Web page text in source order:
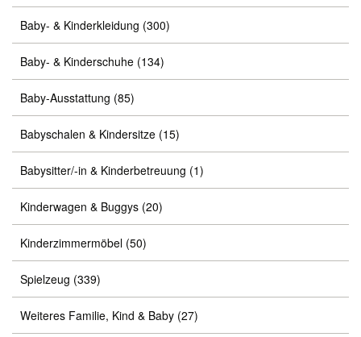
Baby- & Kinderkleidung (300)
Baby- & Kinderschuhe (134)
Baby-Ausstattung (85)
Babyschalen & Kindersitze (15)
Babysitter/-in & Kinderbetreuung (1)
Kinderwagen & Buggys (20)
Kinderzimmermöbel (50)
Spielzeug (339)
Weiteres Familie, Kind & Baby (27)